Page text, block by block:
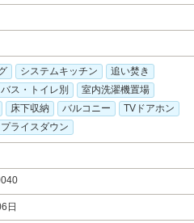
システムキッチン
追い焚き
バス・トイレ別
室内洗濯機置場
床下収納 バルコニー
TVドアホン
プライスダウン
日